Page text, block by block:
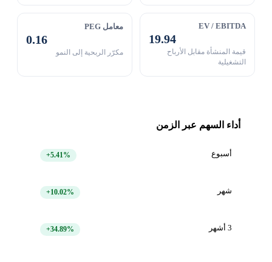
EV / EBITDA
19.94
قيمة المنشأة مقابل الأرباح
التشغيلية
معامل PEG
0.16
مكرّر الربحية إلى النمو
أداء السهم عبر الزمن
أسبوع +5.41%
شهر +10.02%
3 أشهر +34.89%